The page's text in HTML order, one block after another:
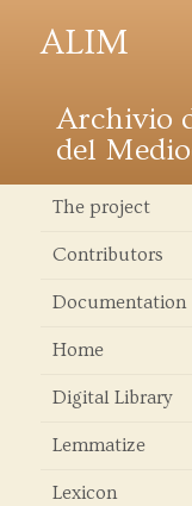
ALIM
Archivio
del
The project
Contributors
Documentation
Home
Digital Library
Lemmatize
Lexicon